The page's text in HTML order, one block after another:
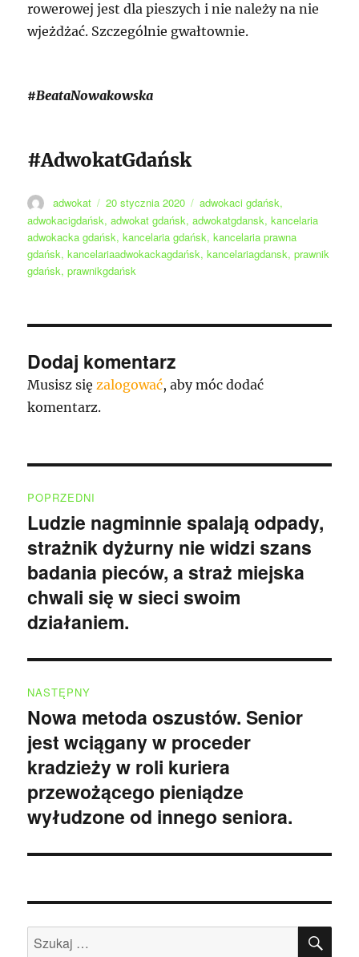
rowerowej jest dla pieszych i nie należy na nie
wjeżdżać. Szczególnie gwałtownie.
#BeataNowakowska
#AdwokatGdańsk
Autor
adwokat
Data
publikacji
20 stycznia 2020 Tagi
adwokaci gdańsk,
adwokacigdańsk,adwokat gdańsk,adwokatgdansk,kancelaria
adwokacka gdańsk,kancelaria gdańsk,kancelaria prawna
gdańsk,kancelariaadwokackagdańsk,kancelariagdansk,prawnik
gdańsk,prawnikgdańsk
Dodaj komentarz
Musisz sięzalogować, aby móc dodać
komentarz.
wpisu
POPRZEDNI
Poprzedni
wpis:
Ludzie nagminnie spalają odpady,
strażnik dyżurny nie widzi szans
badania pieców, a straż miejska
chwali się w sieci swoim
działaniem.
NASTĘPNY
Następny
wpis:
Nowa metoda oszustów. Senior
jest wciągany w proceder
kradzieży w roli kuriera
przewożącego pieniądze
wyłudzone od innego seniora.
Szukaj: